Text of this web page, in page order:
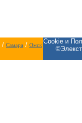
/ Самара / Омск Cookie и